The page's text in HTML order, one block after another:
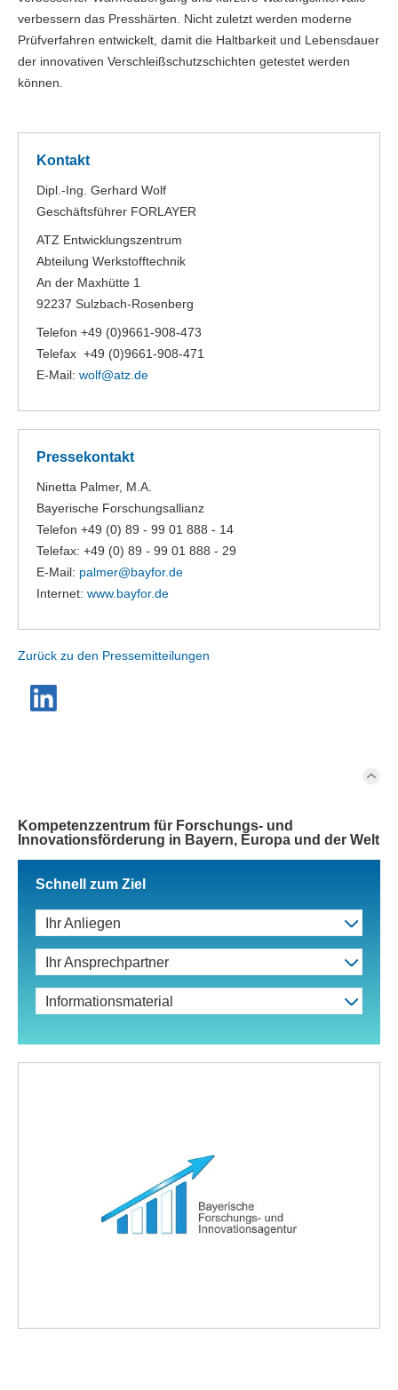
verbessern das Presshärten. Nicht zuletzt werden moderne
Prüfverfahren entwickelt, damit die Haltbarkeit und Lebensdauer
der innovativen Verschleißschutzschichten getestet werden
können.
Kontakt
Dipl.-Ing. Gerhard Wolf
Geschäftsführer FORLAYER
ATZ Entwicklungszentrum
Abteilung Werkstofftechnik
An der Maxhütte 1
92237 Sulzbach-Rosenberg
Telefon +49 (0)9661-908-473
Telefax +49 (0)9661-908-471
E-Mail: wolf@atz.de
Pressekontakt
Ninetta Palmer, M.A.
Bayerische Forschungsallianz
Telefon +49 (0) 89 - 99 01 888 - 14
Telefax: +49 (0) 89 - 99 01 888 - 29
E-Mail: palmer@bayfor.de
Internet: www.bayfor.de
Zurück zu den Pressemitteilungen
Kompetenzzentrum für Forschungs- und
Innovationsförderung in Bayern, Europa und der Welt
Schnell zum Ziel
Ihr Anliegen
Ihr Ansprechpartner
Informationsmaterial